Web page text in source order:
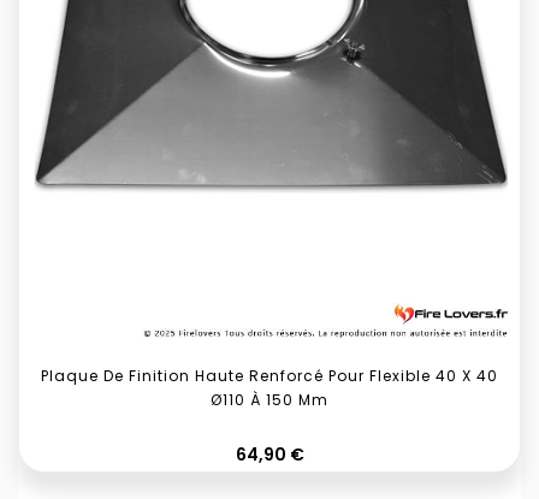
Plaque De Finition Haute Renforcé Pour Flexible 40 X 40
Ø110 À 150 Mm
64,90 €Prix